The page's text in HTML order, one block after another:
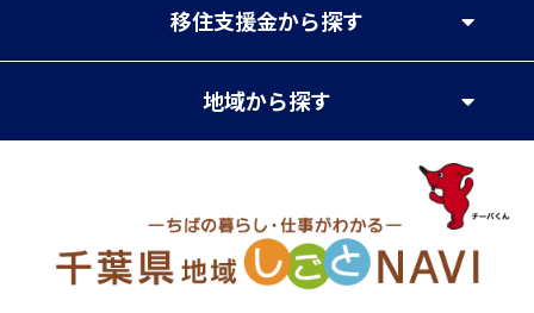
移住支援金から探す
地域から探す